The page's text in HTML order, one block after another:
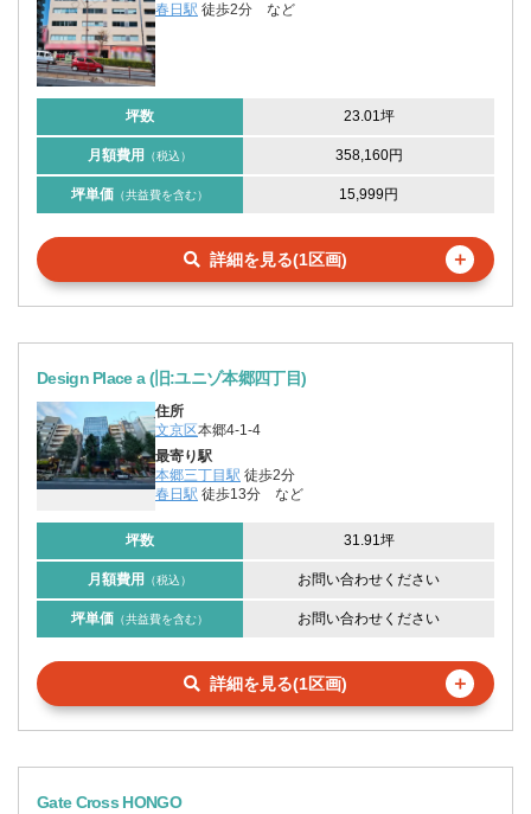
春日駅 徒歩2分 など
坪数 23.01坪
月額費用 （税込） 358,160円
坪単価 （共益費を含む） 15,999円
詳細を見る(1区画) ＋
Design Place a (旧:ユニゾ本郷四丁目)
住所
文京区本郷4-1-4
最寄り駅
本郷三丁目駅 徒歩2分
春日駅 徒歩13分 など
坪数 31.91坪
月額費用 （税込） お問い合わせください
坪単価 （共益費を含む） お問い合わせください
詳細を見る(1区画) ＋
Gate Cross HONGO